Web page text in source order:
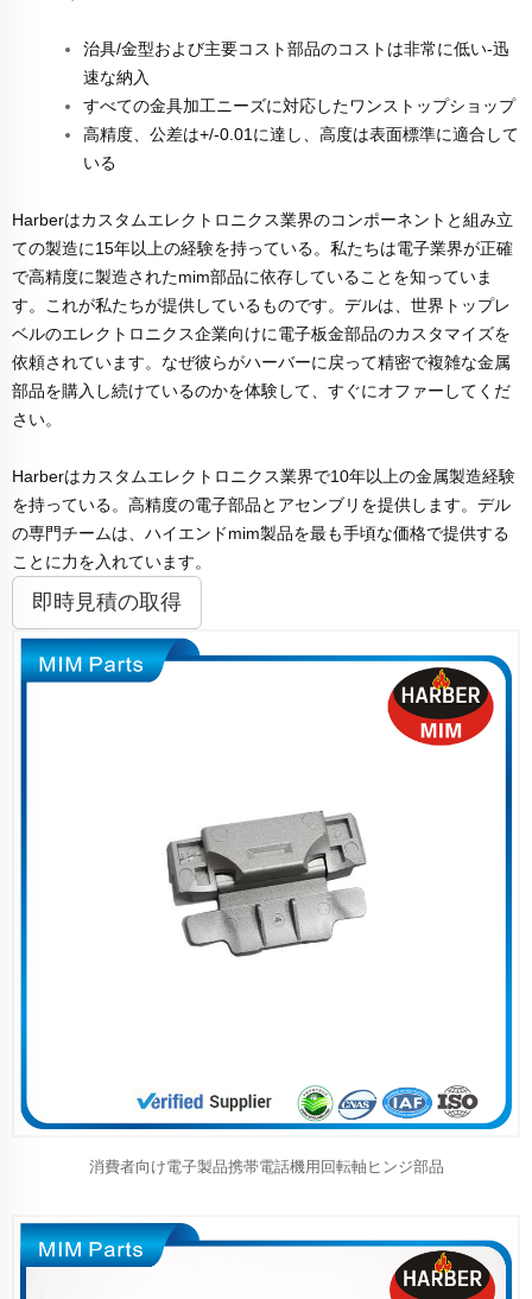
治具/金型および主要コスト部品のコストは非常に低い-迅
速な納入
すべての金具加工ニーズに対応したワンストップショップ
高精度、公差は+/-0.01に達し、高度は表面標準に適合して
いる
Harberはカスタムエレクトロニクス業界のコンポーネントと組み立
ての製造に15年以上の経験を持っている。私たちは電子業界が正確
で高精度に製造されたmim部品に依存していることを知っていま
す。これが私たちが提供しているものです。デルは、世界トップレ
ベルのエレクトロニクス企業向けに電子板金部品のカスタマイズを
依頼されています。なぜ彼らがハーバーに戻って精密で複雑な金属
部品を購入し続けているのかを体験して、すぐにオファーしてくだ
さい。
Harberはカスタムエレクトロニクス業界で10年以上の金属製造経験
を持っている。高精度の電子部品とアセンブリを提供します。デル
の専門チームは、ハイエンドmim製品を最も手頃な価格で提供する
ことに力を入れています。
即時見積の取得
消費者向け電子製品携帯電話機用回転軸ヒンジ部品